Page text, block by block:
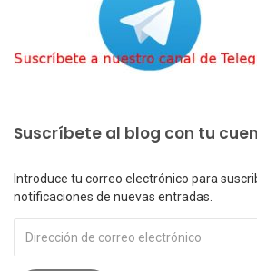
Suscríbete al blog con tu
Introduce tu correo electrónico para
notificaciones de nuevas entradas.
de